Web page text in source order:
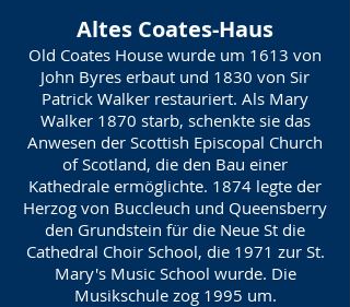
Altes Coates-Haus
Old Coates House wurde um 1613 von
John Byres erbaut und 1830 von Sir
Patrick Walker restauriert. Als Mary
Walker 1870 starb, schenkte sie das
Anwesen der Scottish Episcopal Church
of Scotland, die den Bau einer
Kathedrale ermöglichte. 1874 legte der
Herzog von Buccleuch und Queensberry
den Grundstein für die Neue St die
Cathedral Choir School, die 1971 zur St.
Mary's Music School wurde. Die
Musikschule zog 1995 um.